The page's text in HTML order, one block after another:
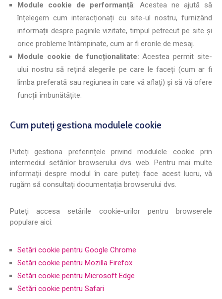
Module cookie de performanță: Acestea ne ajută să
înțelegem cum interacționați cu site-ul nostru, furnizând
informații despre paginile vizitate, timpul petrecut pe site și
orice probleme întâmpinate, cum ar fi erorile de mesaj.
Module cookie de funcționalitate: Acestea permit site-
ului nostru să rețină alegerile pe care le faceți (cum ar fi
limba preferată sau regiunea în care vă aflați) și să vă ofere
funcții îmbunătățite.
Cum puteți gestiona modulele cookie
Puteți gestiona preferințele privind modulele cookie prin
intermediul setărilor browserului dvs. web. Pentru mai multe
informații despre modul în care puteți face acest lucru, vă
rugăm să consultați documentația browserului dvs.
Puteți accesa setările cookie-urilor pentru browserele
populare aici:
Setări cookie pentru Google Chrome
Setări cookie pentru Mozilla Firefox
Setări cookie pentru Microsoft Edge
Setări cookie pentru Safari